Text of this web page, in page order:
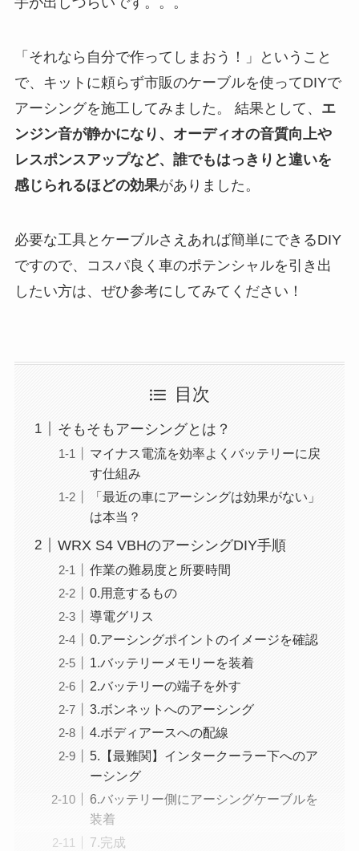
「それなら自分で作ってしまおう！」ということ
で、キットに頼らず市販のケーブルを使ってDIYで
アーシングを施工してみました。 結果として、 エ
ンジン音が静かになり、オーディオの音質向上や
レスポンスアップなど、誰でもはっきりと違いを
感じられるほどの効果がありました。
必要な工具とケーブルさえあれば簡単にできるDIY
ですので、コスパ良く車のポテンシャルを引き出
したい方は、ぜひ参考にしてみてください！
目次
そもそもアーシングとは？
マイナス電流を効率よくバッテリーに戻
す仕組み
「最近の車にアーシングは効果がない」
は本当？
WRX S4 VBHのアーシングDIY手順
作業の難易度と所要時間
0.用意するもの
導電グリス
0.アーシングポイントのイメージを確認
1.バッテリーメモリーを装着
2.バッテリーの端子を外す
3.ボンネットへのアーシング
4.ボディアースへの配線
5.【最難関】インタークーラー下へのア
ーシング
6.バッテリー側にアーシングケーブルを
装着
7.完成